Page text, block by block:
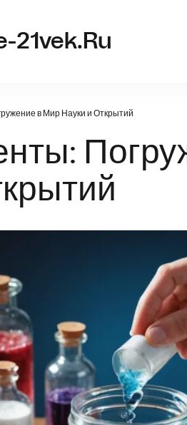
21vek.ru
в Мир Науки и Открытий